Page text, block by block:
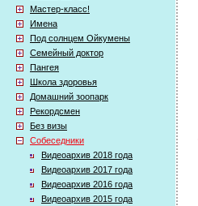
Мастер-класс!
Имена
Под солнцем Ойкумены
Семейный доктор
Пангея
Школа здоровья
Домашний зоопарк
Рекордсмен
Без визы
Собеседники
Видеоархив 2018 года
Видеоархив 2017 года
Видеоархив 2016 года
Видеоархив 2015 года